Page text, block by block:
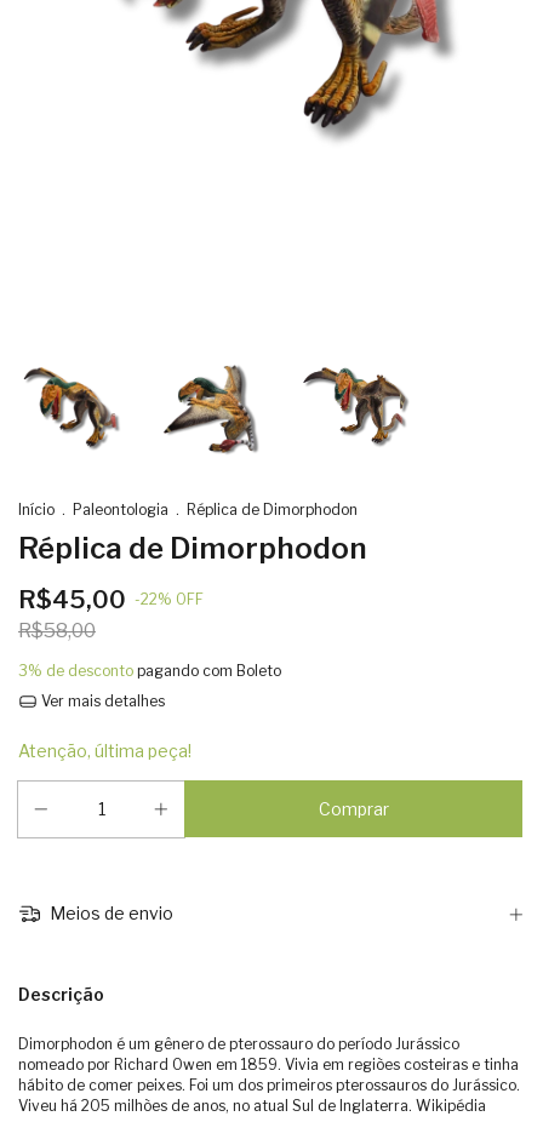
Início . Paleontologia . Réplica de Dimorphodon
Réplica de Dimorphodon
R$45,00 -22% OFF
R$58,00
3% de desconto pagando com Boleto
Ver mais detalhes
Atenção, última peça!
Meios de envio
Descrição
Dimorphodon é um gênero de pterossauro do período Jurássico
nomeado por Richard Owen em 1859. Vivia em regiões costeiras e tinha
hábito de comer peixes. Foi um dos primeiros pterossauros do Jurássico.
Viveu há 205 milhões de anos, no atual Sul de Inglaterra. Wikipédia